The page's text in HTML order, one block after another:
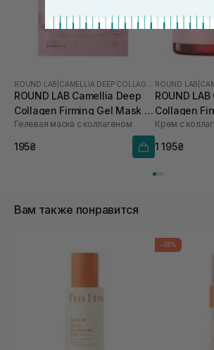
ROUND LAB
ROUND LAB Camellia Deep
Collagen Firming Gel Mask 1
шт
Гелевая маска с коллагеном
195₴
ROUND LAB
ROUND
Collagen
мл
Крем с
1 195₴
Вам также понравится
-35%